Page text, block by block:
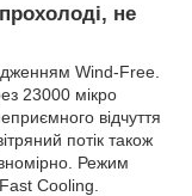
не
Wind-Free.
23000 мікро
відчуття
потік також
Режим
Cooling.